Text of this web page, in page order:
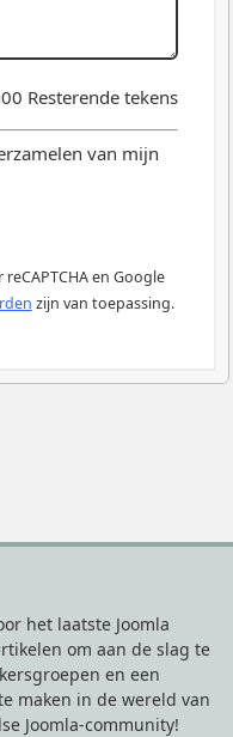
Resterende tekens
van mijn
en Google
zijn van toepassing.
het laatste Joomla
om aan de slag te
en een
maken in de wereld van
Joomla-community!